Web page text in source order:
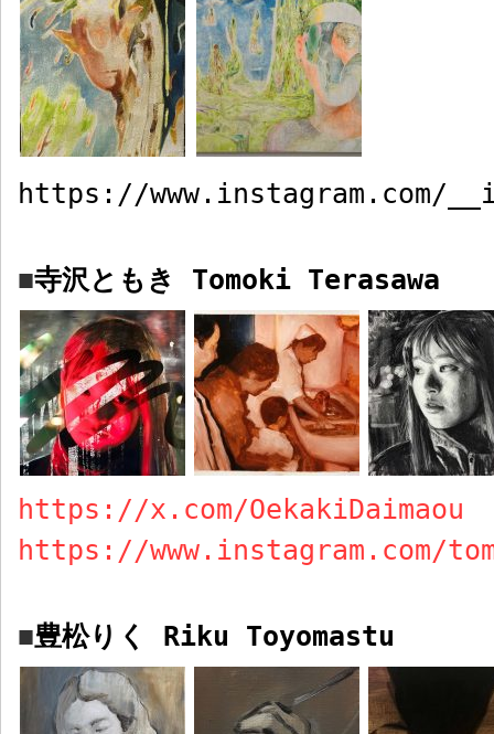
https://www.instagram.com/
■寺沢ともき Tomoki Terasawa
https://x.com/OekakiDaimaou
https://www.instagram.com/
■豊松りく Riku Toyomastu